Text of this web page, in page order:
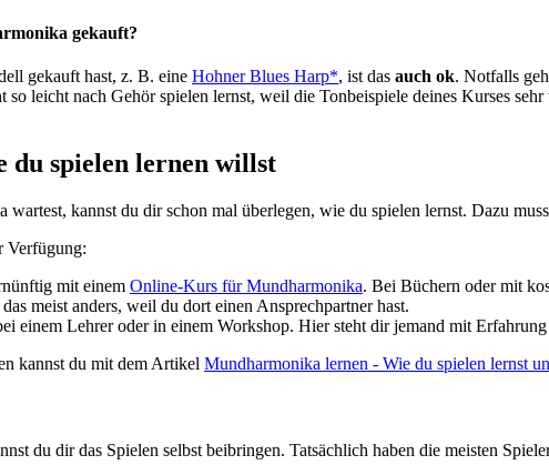
gekauft?
gekauft hast, z. B. eine Hohner Blues Harp*, ist das auch ok. Notfalls
so leicht nach Gehör spielen lernst, weil die Tonbeispiele deines Kurses
du spielen lernen willst
kannst du dir schon mal überlegen, wie du spielen lernst. Dazu
Verfügung:
mit einem Online-Kurs für Mundharmonika. Bei Büchern oder mit
das meist anders, weil du dort einen Ansprechpartner hast.
einem Lehrer oder in einem Workshop. Hier steht dir jemand mit
kannst du mit dem Artikel Mundharmonika lernen - Wie du spielen lernst
du dir das Spielen selbst beibringen. Tatsächlich haben die meisten